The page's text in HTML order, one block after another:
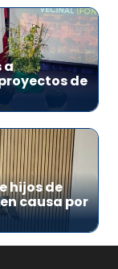
a
de
hijos de
causa por